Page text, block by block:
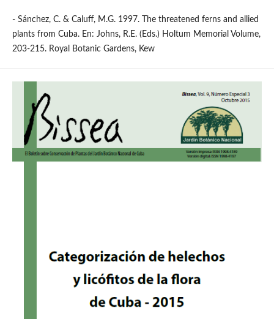
- Sánchez, C. & Caluff, M.G. 1997. The threatened ferns and allied
plants from Cuba. En: Johns, R.E. (Eds.) Holtum Memorial Volume,
203-215. Royal Botanic Gardens, Kew